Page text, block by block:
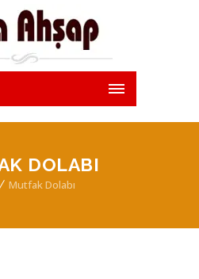
DOLABI
Mutfak Dolabı